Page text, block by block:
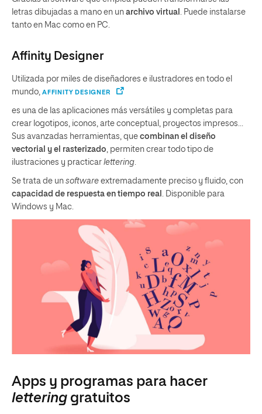
letras dibujadas a mano en un archivo virtual . Puede instalarse
tanto en Mac como en PC.
Affinity Designer
Utilizada por miles de diseñadores e ilustradores en todo el
mundo, AFFINITY DESIGNER
es una de las aplicaciones más versátiles y completas para
crear logotipos, iconos, arte conceptual, proyectos impresos…
Sus avanzadas herramientas, que combinan el diseño
vectorial y el rasterizado, permiten crear todo tipo de
ilustraciones y practicar lettering.
Se trata de un software extremadamente preciso y fluido, con
capacidad de respuesta en tiempo real . Disponible para
Windows y Mac.
Apps y programas para hacer
lettering gratuitos